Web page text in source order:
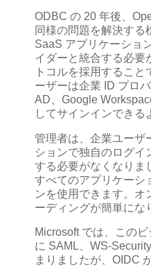
ODBC の 20 年後、
同様の問題を解決する
SaaS アプリケーショ
イダーと統合する必要
トコルを採用するこ
ーザーは企業 ID プロ
AD、Google
してサインインできる
管理者は、企業ユーザ
ションで独自のログイ
する必要がなくなりま
すべてのアプリケーシ
ンを使用できます。オ
ーディングが簡単にな
Microsoft では、この
に SAML、WS-
まりましたが、OIDC